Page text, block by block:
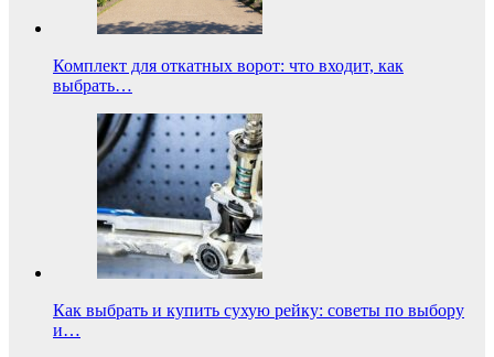
Комплект для откатных ворот: что входит, как
выбрать…
Как выбрать и купить сухую рейку: советы по выбору
и…